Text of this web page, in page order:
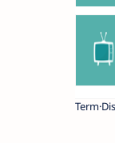
Term